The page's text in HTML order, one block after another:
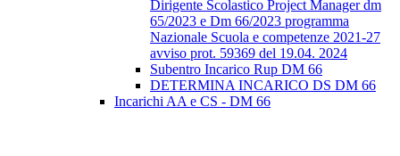
Dirigente Scolastico Project Manager dm
65/2023 e Dm 66/2023 programma
Nazionale Scuola e competenze 2021-27
avviso prot. 59369 del 19.04. 2024
Subentro Incarico Rup DM 66
DETERMINA INCARICO DS DM 66
Incarichi AA e CS - DM 66